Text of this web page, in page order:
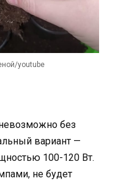
youtube
без
вариант —
100-120 Вт.
не будет